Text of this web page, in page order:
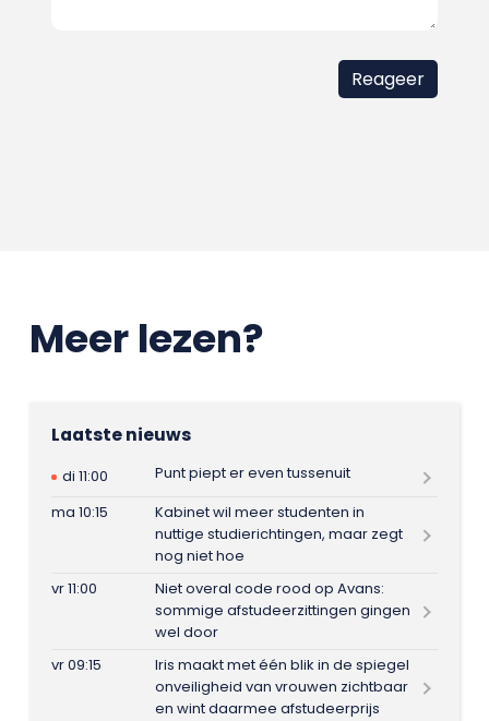
Meer lezen?
Laatste nieuws
di 11:00
Punt piept er even tussenuit
ma 10:15
Kabinet wil meer studenten in
nuttige studierichtingen, maar zegt
nog niet hoe
vr 11:00
Niet overal code rood op Avans:
sommige afstudeerzittingen gingen
wel door
vr 09:15
Iris maakt met één blik in de spiegel
onveiligheid van vrouwen zichtbaar
en wint daarmee afstudeerprijs